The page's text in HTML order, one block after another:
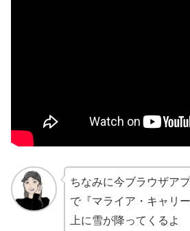
ちなみに今ブラウザア
で『マライア・キャリ
上に雪が降ってくるよ